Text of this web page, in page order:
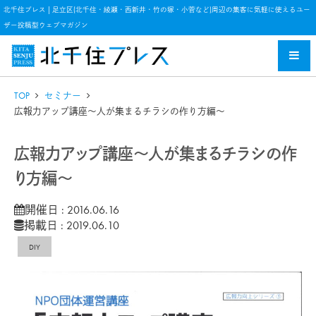
北千住プレス | 足立区(北千住・綾瀬・西新井・竹の塚・小菅など)周辺の集客に気軽に使えるユー
ザー投稿型ウェブマガジン
TOP
セミナー
広報力アップ講座～人が集まるチラシの作り方編～
広報力アップ講座～人が集まるチラシの作
り方編～
開催日 : 2016.06.16
掲載日 : 2019.06.10
DIY